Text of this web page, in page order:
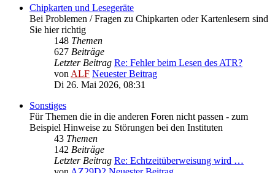
Chipkarten und Lesegeräte
Bei Problemen / Fragen zu Chipkarten oder Kartenlesern sind
Sie hier richtig
148 Themen
627 Beiträge
Letzter Beitrag Re: Fehler beim Lesen des ATR?
vonALF Neuester Beitrag
Di 26. Mai 2026, 08:31
Sonstiges
Für Themen die in die anderen Foren nicht passen - zum
Beispiel Hinweise zu Störungen bei den Instituten
43 Themen
142 Beiträge
Letzter Beitrag Re: Echtzeitüberweisung wird …